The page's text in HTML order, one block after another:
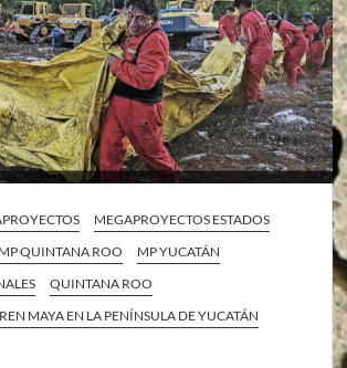
MEGAPROYECTOS ESTADOS
MP QUINTANA ROO
MP YUCATÁN
QUINTANA ROO
MAYA EN LA PENÍNSULA DE YUCATÁN